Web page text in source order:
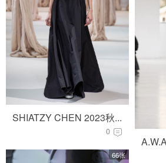
SHIATZY CHEN 2023秋...
0
66张